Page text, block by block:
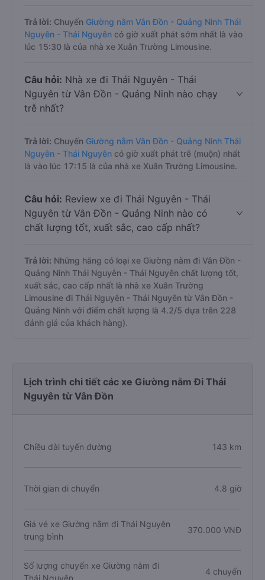
Trả lời: Chuyến Giường nằm Vân Đồn - Quảng Ninh Thái
Nguyên - Thái Nguyên có giờ xuất phát sớm nhất là vào
lúc 15:30 là của nhà xe Xuân Trường Limousine.
Câu hỏi: Nhà xe đi Thái Nguyên - Thái
Nguyên từ Vân Đồn - Quảng Ninh nào chạy
trễ nhất?
Trả lời: Chuyến Giường nằm Vân Đồn - Quảng Ninh Thái
Nguyên - Thái Nguyên có giờ xuất phát trễ (muộn) nhất
là vào lúc 17:15 là của nhà xe Xuân Trường Limousine.
Câu hỏi: Review xe đi Thái Nguyên - Thái
Nguyên từ Vân Đồn - Quảng Ninh nào có
chất lượng tốt, xuất sắc, cao cấp nhất?
Trả lời: Những hãng có loại xe Giường nằm đi Vân Đồn -
Quảng Ninh Thái Nguyên - Thái Nguyên chất lượng tốt,
xuất sắc, cao cấp nhất là nhà xe Xuân Trường
Limousine đi Thái Nguyên - Thái Nguyên từ Vân Đồn -
Quảng Ninh với điểm chất lượng là 4.2/5 dựa trên 228
đánh giá của khách hàng).
Lịch trình chi tiết các xe Giường nằm Đi Thái
Nguyên từ Vân Đồn
Chiều dài tuyến đường 143 km
Thời gian di chuyển 4.8 giờ
Giá vé xe Giường nằm đi Thái Nguyên
trung bình
370.000 VNĐ
Số lượng chuyến xe Giường nằm đi
Thái Nguyên
4 chuyến